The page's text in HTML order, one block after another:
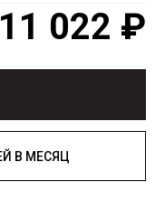
11 022 ₽
РАССРОЧКА ОТ 1000 РУБЛЕЙ В МЕСЯЦ